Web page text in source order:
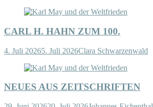
CARL H. HAHN ZUM 100.
4. Juli 20265. Juli 2026Clara Schwarzenwald
NEUES AUS ZEITSCHRIFTEN